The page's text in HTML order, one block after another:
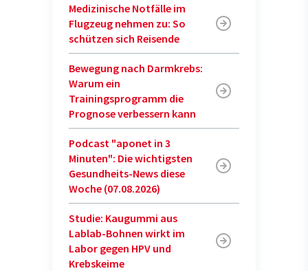
Medizinische Notfälle im
Flugzeug nehmen zu: So
schützen sich Reisende
Bewegung nach Darmkrebs:
Warum ein
Trainingsprogramm die
Prognose verbessern kann
Podcast "aponet in 3
Minuten": Die wichtigsten
Gesundheits-News diese
Woche (07.08.2026)
Studie: Kaugummi aus
Lablab-Bohnen wirkt im
Labor gegen HPV und
Krebskeime